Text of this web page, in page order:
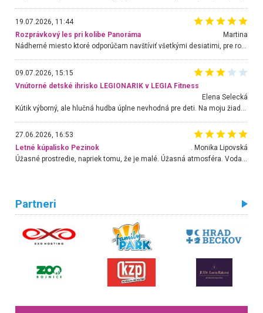
19.07.2026, 11:44
Rozprávkový les pri kolibe Panoráma
Martina
Nádherné miesto ktoré odporúčam navštíviť všetkými desiatimi, pre rodiny s deťmi, dôchodcom... Proste a jednoducho ozaj rozprávkový les.. určite ešte prídeme. Odniesli sme si na pamiatku krásne tričká,
09.07.2026, 15:15
Vnútorné detské ihrisko LEGIONARIK v LEGIA Fitness
Elena Selecká
27.06.2026, 16:53
Letné kúpalisko Pezinok
. Monika Lipovská
Úžasné prostredie, napriek tomu, že je malé. Úžasná atmosféra. Voda fantastická a nádherná. Ľudí je pomerne veľa, ale su mili a ohľaduplní. Je veľmi zaujímavé sledovať, ako dokážu spolu športovať cudzí ľudia a bez ohľadu na vek. Vládne tu pohoda. Vnuka neviem dostať z vody. Ďakujem za krásny deň . Urcite sa sem vrátim. Jediný problém je s parkovaním, ale aj ten sa mi podarilo vyriešiť. Monika Bratislava
Partneri